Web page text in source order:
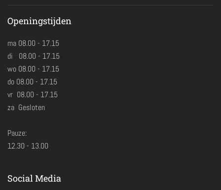
Openingstijden
ma 08.00 - 17.15
di 08.00 - 17.15
wo 08.00 - 17.15
do 08.00 - 17.15
vr 08.00 - 17.15
za Gesloten
Pauze:
12.30 - 13.00
Social Media